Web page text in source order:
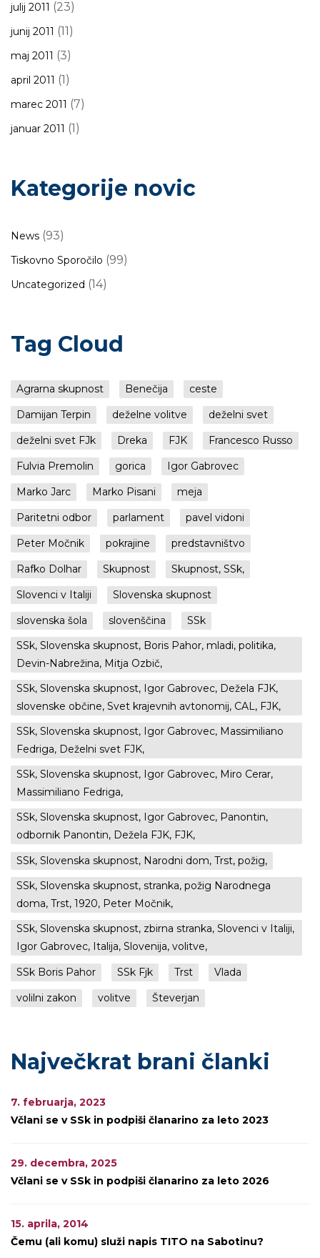
julij 2011 (23)
junij 2011 (11)
maj 2011 (3)
april 2011 (1)
marec 2011 (7)
januar 2011 (1)
Kategorije novic
News (93)
Tiskovno Sporočilo (99)
Uncategorized (14)
Tag Cloud
Agrarna skupnost Benečija
ceste
Damijan Terpin
deželne volitve
deželni svet
deželni svet FJk
Dreka FJK
Francesco Russo
Fulvia Premolin
gorica
Igor Gabrovec
Marko Jarc
Marko Pisani
meja
Paritetni odbor
parlament
pavel vidoni
Peter Močnik
pokrajine
predstavništvo
Rafko Dolhar
Skupnost
Skupnost, SSk,
Slovenci v Italiji
Slovenska skupnost
slovenska šola
slovenščina
SSk
SSk, Slovenska skupnost, Boris Pahor, mladi, politika,
Devin-Nabrežina, Mitja Ozbič,
SSk, Slovenska skupnost, Igor Gabrovec, Dežela FJK,
slovenske občine, Svet krajevnih avtonomij, CAL, FJK,
SSk, Slovenska skupnost, Igor Gabrovec, Massimiliano
Fedriga, Deželni svet FJK,
SSk, Slovenska skupnost, Igor Gabrovec, Miro Cerar,
Massimiliano Fedriga,
SSk, Slovenska skupnost, Igor Gabrovec, Panontin,
odbornik Panontin, Dežela FJK, FJK,
SSk, Slovenska skupnost, Narodni dom, Trst, požig,
SSk, Slovenska skupnost, stranka, požig Narodnega
doma, Trst, 1920, Peter Močnik,
SSk, Slovenska skupnost, zbirna stranka, Slovenci v Italiji,
Igor Gabrovec, Italija, Slovenija, volitve,
SSk Boris Pahor
SSk Fjk Trst
Vlada
volilni zakon
volitve Števerjan
Največkrat brani članki
7. februarja, 2023
Včlani se v SSk in podpiši članarino za leto 2023
29. decembra, 2025
Včlani se v SSk in podpiši članarino za leto 2026
15. aprila, 2014
Čemu (ali komu) služi napis TITO na Sabotinu?